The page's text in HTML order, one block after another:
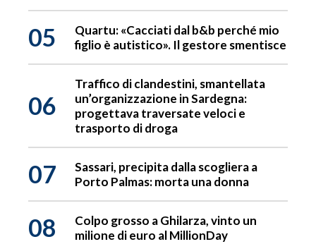
05
Quartu: «Cacciati dal b&b perché mio
figlio è autistico». Il gestore smentisce
06
Traffico di clandestini, smantellata
un’organizzazione in Sardegna:
progettava traversate veloci e
trasporto di droga
07
Sassari, precipita dalla scogliera a
Porto Palmas: morta una donna
08
Colpo grosso a Ghilarza, vinto un
milione di euro al MillionDay